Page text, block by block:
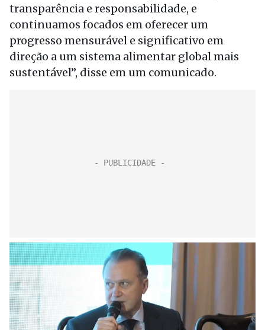
transparência e responsabilidade, e
continuamos focados em oferecer um
progresso mensurável e significativo em
direção a um sistema alimentar global mais
sustentável”, disse em um comunicado.